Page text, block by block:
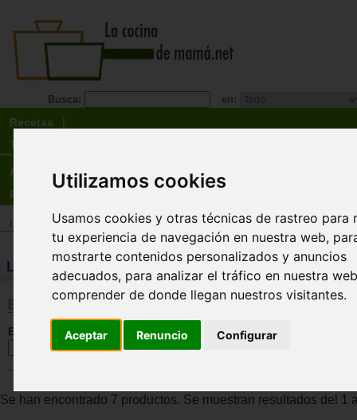
Utilizamos cookies
Usamos cookies y otras técnicas de rastreo para
tu experiencia de navegación en nuestra web,
mostrarte contenidos personalizados y anuncios
adecuados, para analizar el tráfico en nuestra
comprender de donde llegan nuestros visitantes.
Aceptar Renuncio Configurar
Busca: en:
Recetas
Tienda
Actualidad
Registro
Tienda >Libros>Especialidades >Solteros
LIBROS: Solteros
BÚSQUEDA
En esta sección:
Se han encontrado 7 productos. Se muestran resultados del 1